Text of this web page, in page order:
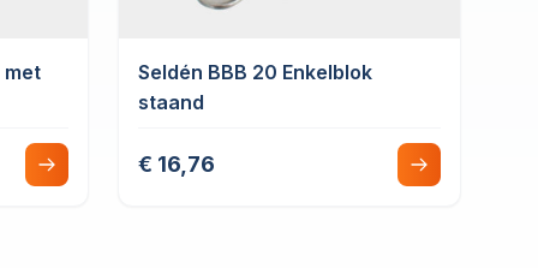
met
Seldén BBB 20 Enkelblok
staand
€ 16,76